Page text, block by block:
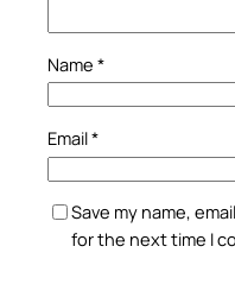
Name *
Email*
Save my name,
for the next time I